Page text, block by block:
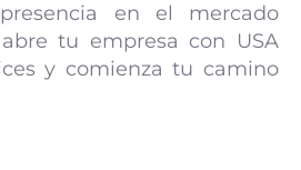
en el mercado
tu empresa con USA
y comienza tu camino